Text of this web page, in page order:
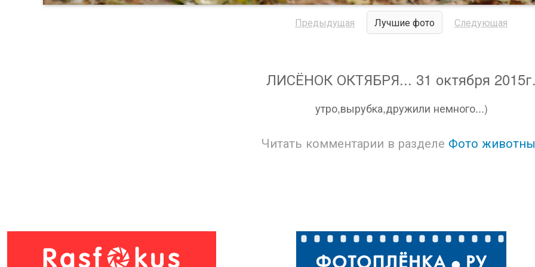
Предыдущая Лучшие фото Следующая
ЛИСЁНОК ОКТЯБРЯ... 31 октября
утро,вырубка,дружили немного...)
Читать комментарии в разделе Фото